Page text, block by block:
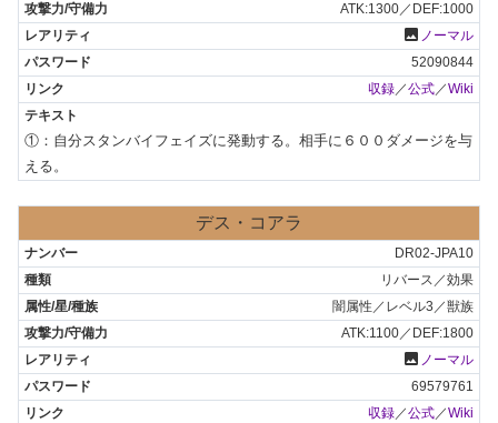
ATK:1300／DEF:1000
photo ノーマル
52090844
収録／公式／Wiki
①：自分スタンバイフェイズに発動する。相手に６００ダメージを与
える。
デス・コアラ
DR02-JPA10
リバース／効果
闇属性／レベル3／獣族
ATK:1100／DEF:1800
photo ノーマル
69579761
収録／公式／Wiki